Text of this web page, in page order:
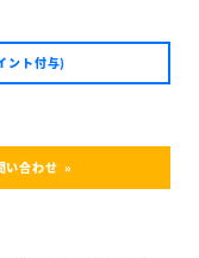
ント付与)
い合わせ